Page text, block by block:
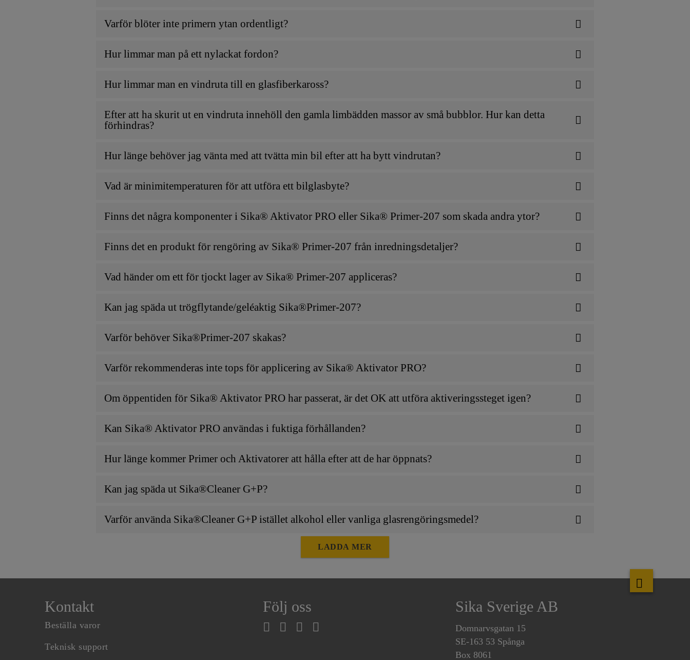
Varför blöter inte primern ytan ordentligt?
Hur limmar man på ett nylackat fordon?
Hur limmar man en vindruta till en glasfiberkaross?
Efter att ha skurit ut en vindruta innehöll den gamla limbädden massor av små bubblor. Hur kan detta
förhindras?
Hur länge behöver jag vänta med att tvätta min bil efter att ha bytt vindrutan?
Vad är minimitemperaturen för att utföra ett bilglasbyte?
Finns det några komponenter i Sika® Aktivator PRO eller Sika® Primer-207 som skada andra ytor?
Finns det en produkt för rengöring av Sika® Primer-207 från inredningsdetaljer?
Vad händer om ett för tjockt lager av Sika® Primer-207 appliceras?
Kan jag späda ut trögflytande/geléaktig Sika®Primer-207?
Varför behöver Sika®Primer-207 skakas?
Varför rekommenderas inte tops för applicering av Sika® Aktivator PRO?
Om öppentiden för Sika® Aktivator PRO har passerat, är det OK att utföra aktiveringssteget igen?
Kan Sika® Aktivator PRO användas i fuktiga förhållanden?
Hur länge kommer Primer och Aktivatorer att hålla efter att de har öppnats?
Kan jag späda ut Sika®Cleaner G+P?
Varför använda Sika®Cleaner G+P istället alkohol eller vanliga glasrengöringsmedel?
LADDA MER
Kontakt
Beställa varor
Teknisk support
Följ oss Sika Sverige AB
Domnarvsgatan 15
SE-163 53 Spånga
Box 8061